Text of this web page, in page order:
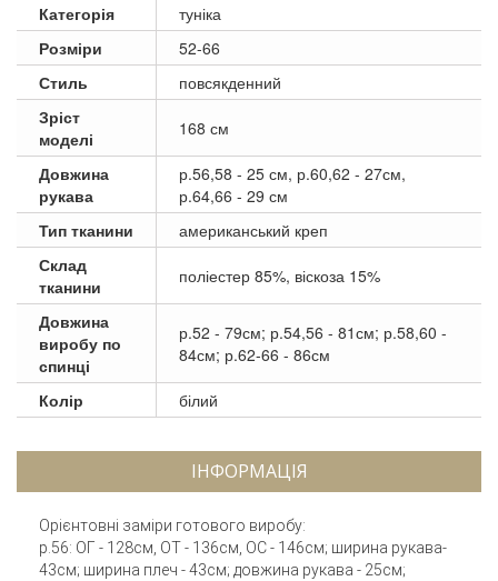
Категорія
туніка
Розміри
52-66
Стиль
повсякденний
Зріст
моделі
168 см
Довжина
рукава
р.56,58 - 25 см, р.60,62 - 27см,
р.64,66 - 29 см
Тип тканини
американський креп
Склад
тканини
поліестер 85%, віскоза 15%
Довжина
виробу по
спинці
р.52 - 79см; р.54,56 - 81см; р.58,60 -
84см; р.62-66 - 86см
Колір білий
ІНФОРМАЦІЯ
Орієнтовні заміри готового виробу:
р.56: ОГ - 128см, ОТ - 136см, ОС - 146см; ширина рукава-
43см; ширина плеч - 43см; довжина рукава - 25см;